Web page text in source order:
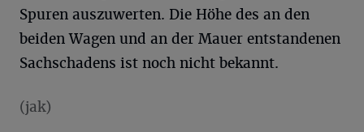
Spuren auszuwerten. Die Höhe des an den
beiden Wagen und an der Mauer entstandenen
Sachschadens ist noch nicht bekannt.
(jak)